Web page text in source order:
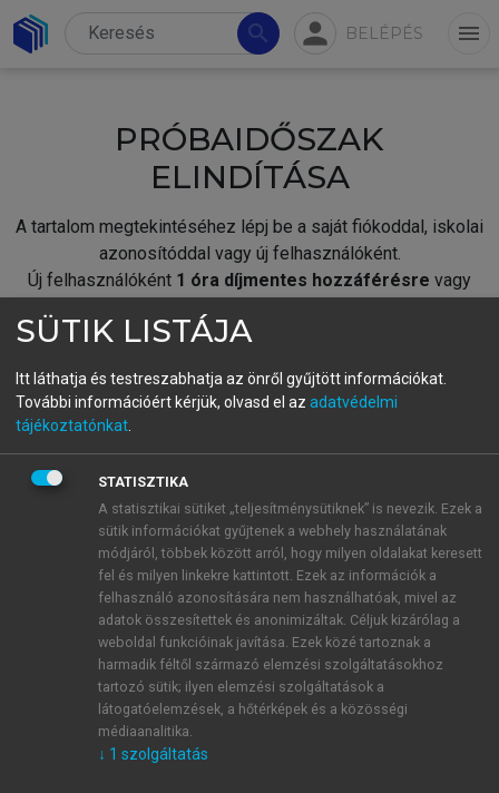
search person BELÉPÉS menu
PRÓBAIDŐSZAK
ELINDÍTÁSA
A tartalom megtekintéséhez lépj be a saját fiókoddal, iskolai
azonosítóddal vagy új felhasználóként.
Új felhasználóként 1 óra díjmentes hozzáférésre vagy
fiókoddal,vagy hozz létre új fiókot.
A regisztráció után apróbaidőszakautomatikusan
BELÉPÉS SAJÁT FIÓKKAL
ÚJ FIÓK LÉTREHOZÁSA
1 óra díjmentes hozzáférés
E-MAIL-CÍM
SÜTIK LISTÁJA
Itt láthatja és testreszabhatja az önről gyűjtött információkat.
További információért kérjük, olvasd el az adatvédelmi
tájékoztatónkat
STATISZTIKA
A statisztikai sütiket „teljesítménysütiknek” is nevezik. Ezek a
sütik információkat gyűjtenek a webhely használatának
módjáról, többek között arról, hogy milyen oldalakat keresett
fel és milyen linkekre kattintott. Ezek az információk a
felhasználó azonosítására nem használhatóak, mivel az
adatok összesítettek és anonimizáltak. Céljuk kizárólag a
weboldal funkcióinak javítása. Ezek közé tartoznak a
harmadik féltől származó elemzési szolgáltatásokhoz
tartozó sütik; ilyen elemzési szolgáltatások a
látogatóelemzések, a hőtérképek és a közösségi
médiaanalitika.
↓ 1 szolgáltatás